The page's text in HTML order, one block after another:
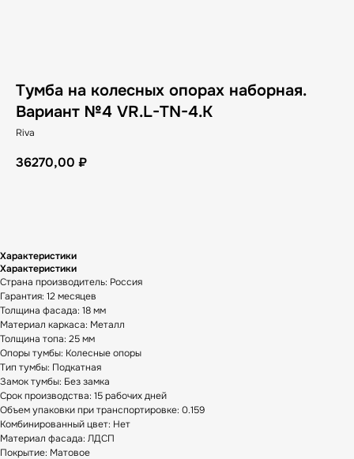
Тумба на колесных опорах наборная.
Вариант №4 VR.L-TN-4.K
Riva
36270,00 ₽
Характеристики
Характеристики
Страна производитель: Россия
Гарантия: 12 месяцев
Толщина фасада: 18 мм
Материал каркаса: Металл
Толщина топа: 25 мм
Опоры тумбы: Колесные опоры
Тип тумбы: Подкатная
Замок тумбы: Без замка
Срок производства: 15 рабочих дней
Объем упаковки при транспортировке: 0.159
Комбинированный цвет: Нет
Материал фасада: ЛДСП
Покрытие: Матовое